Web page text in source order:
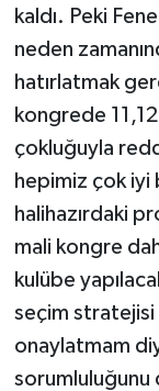
kaldı. Peki
neden
hatırlatmak
kongrede
çokluğuyla
hepimiz çok iyi
halihazırdaki
mali kongre
kulübe
seçim
onaylatmam
sorumluluğunu